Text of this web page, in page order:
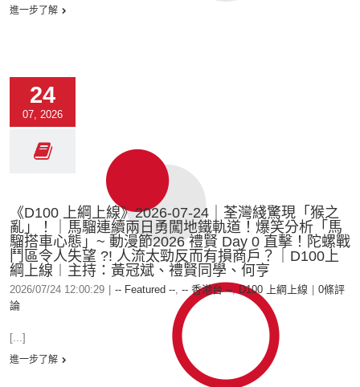
進一步了解
24
07, 2026
《D100 上綱上線》2026-07-24｜荃灣綫驚現「猴之
亂」！｜馬騮連續兩日勇闖地鐵軌道！爆笑分析「馬
騮搭車心態」~ 動漫節2026 禮賢 Day 0 直擊！陀螺戰
鬥區令人失望 ?! 人流太勁反而有損商戶？｜D100上
綱上線︱主持：黃冠斌、禮賢同學、何亨
2026/07/24 12:00:29 -- Featured --, -- 香港台 --, D100 上綱上線
0條評
論
[...]
進一步了解